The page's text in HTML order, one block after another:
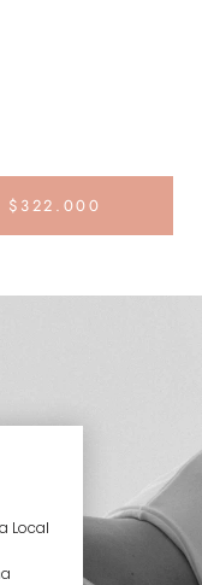
$322.000
Local